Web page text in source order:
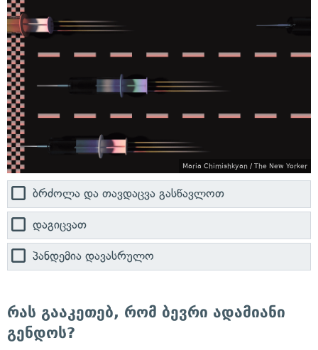
Maria Chimishkyan / The New Yorker
ბრძოლა და თავდაცვა გასწავლოთ
დაგიცვათ
პანდემია დავასრულო
რას გააკეთებ, რომ ბევრი ადამიანი
გენდოს?